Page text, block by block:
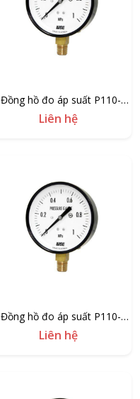
Đồng hồ đo áp suất P110-
150/700
Liên hệ
Đồng hồ đo áp suất P110-
100/500
Liên hệ